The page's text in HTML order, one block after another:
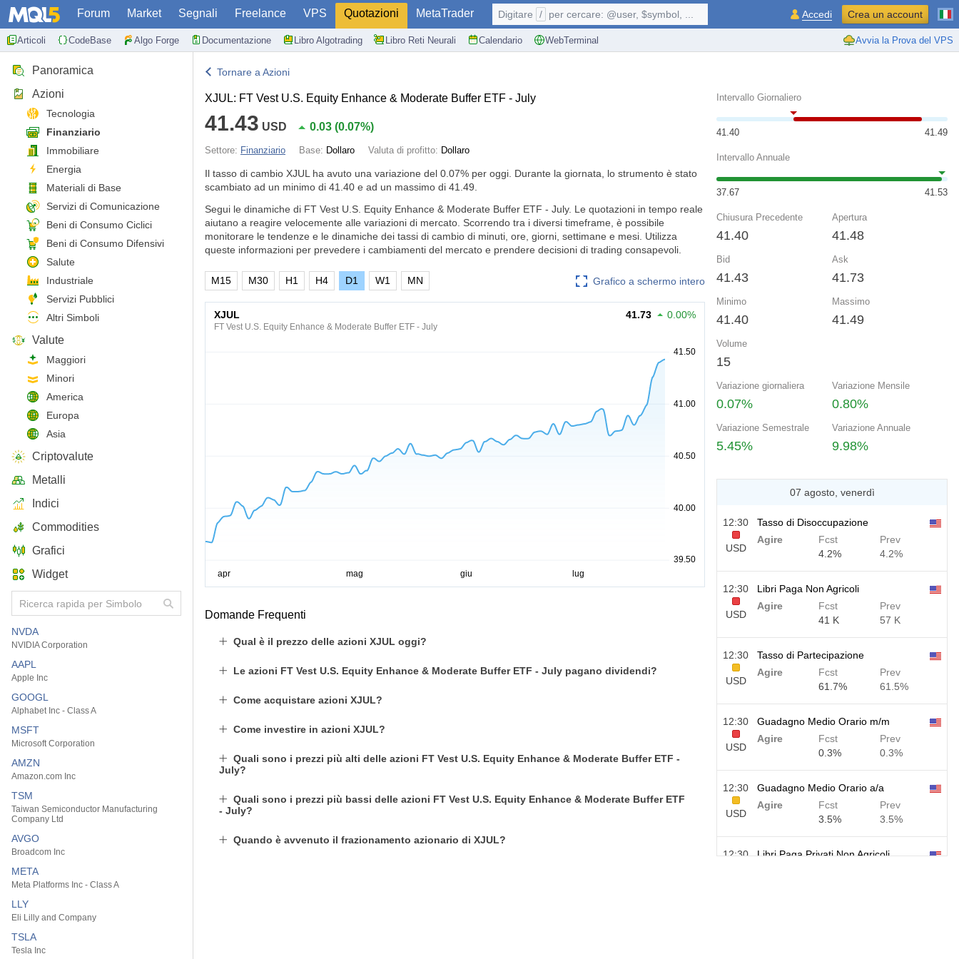
Forum Market Segnali Freelance VPS Quotazioni MetaTrader
Articoli CodeBase Algo Forge Documentazione Libro Algotrading Libro Reti Neurali Calendario WebTerminal Avvia la Prova del VPS
Digitare / per cercare: @user, $symbol, ... Accedi Crea un account
Panoramica
Azioni
Tecnologia
Finanziario
Immobiliare
Energia
Materiali di Base
Servizi di Comunicazione
Beni di Consumo Ciclici
Beni di Consumo Difensivi
Salute
Industriale
Servizi Pubblici
Altri Simboli
Valute
Maggiori
Minori
America
Europa
Asia
Criptovalute
Metalli
Indici
Commodities
Grafici
Widget
NVDA
NVIDIA Corporation
AAPL
Apple Inc
GOOGL
Alphabet Inc - Class A
MSFT
Microsoft Corporation
AMZN
Amazon.com Inc
TSM
Taiwan Semiconductor Manufacturing
Company Ltd
AVGO
Broadcom Inc
META
Meta Platforms Inc - Class A
LLY
Eli Lilly and Company
TSLA
Tesla Inc
Tornare a Azioni
XJUL: FT Vest U.S. Equity Enhance & Moderate Buffer ETF - July
41.43 USD 0.03 (0.07%)
Settore: Finanziario Base: Dollaro Valuta di profitto: Dollaro
Il tasso di cambio XJUL ha avuto una variazione del 0.07% per oggi. Durante la giornata, lo strumento è stato
scambiato ad un minimo di 41.40 e ad un massimo di 41.49.
Segui le dinamiche di FT Vest U.S. Equity Enhance & Moderate Buffer ETF - July. Le quotazioni in tempo reale
aiutano a reagire velocemente alle variazioni di mercato. Scorrendo tra i diversi timeframe, è possibile
monitorare le tendenze e le dinamiche dei tassi di cambio di minuti, ore, giorni, settimane e mesi. Utilizza
queste informazioni per prevedere i cambiamenti del mercato e prendere decisioni di trading consapevoli.
Grafico a schermo intero
M15 M30 H1 H4 D1 W1 MN
XJUL
FT Vest U.S. Equity Enhance & Moderate Buffer ETF - July
41.73 0.00%
Domande Frequenti
Qual è il prezzo delle azioni XJUL oggi?
Le azioni FT Vest U.S. Equity Enhance & Moderate Buffer ETF - July pagano dividendi?
Come acquistare azioni XJUL?
Come investire in azioni XJUL?
Quali sono i prezzi più alti delle azioni FT Vest U.S. Equity Enhance & Moderate Buffer ETF -
July?
Quali sono i prezzi più bassi delle azioni FT Vest U.S. Equity Enhance & Moderate Buffer ETF
- July?
Quando è avvenuto il frazionamento azionario di XJUL?
Intervallo Giornaliero
41.40 41.49
Intervallo Annuale
37.67 41.53
Chiusura Precedente
41.40
Apertura
41.48
Bid
41.43
Ask
41.73
Minimo
41.40
Massimo
41.49
Volume
15
Variazione giornaliera
0.07%
Variazione Mensile
0.80%
Variazione Semestrale
5.45%
Variazione Annuale
9.98%
07 agosto, venerdì
12:30
USD
Tasso di Disoccupazione
Agire
Fcst
4.2%
Prev
4.2%
12:30
USD
Libri Paga Non Agricoli
Agire
Fcst
41 K
Prev
57 K
12:30
USD
Tasso di Partecipazione
Agire
Fcst
61.7%
Prev
61.5%
12:30
USD
Guadagno Medio Orario m/m
Agire
Fcst
0.3%
Prev
0.3%
12:30
USD
Guadagno Medio Orario a/a
Agire
Fcst
3.5%
Prev
3.5%
12:30
Libri Paga Privati Non Agricoli